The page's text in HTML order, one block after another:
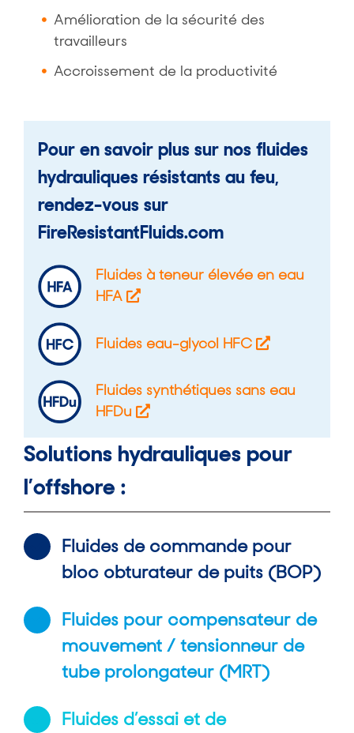
Amélioration de la sécurité des
travailleurs
Accroissement de la productivité
Pour en savoir plus sur nos fluides
hydrauliques résistants au feu,
rendez-vous sur
FireResistantFluids.com
Fluides à teneur élevée en eau
HFA
Fluides eau-glycol HFC
Fluides synthétiques sans eau
HFDu
Solutions hydrauliques pour
l’offshore :
Fluides de commande pour
bloc obturateur de puits (BOP)
Fluides pour compensateur de
mouvement / tensionneur de
tube prolongateur (MRT)
Fluides d’essai et de